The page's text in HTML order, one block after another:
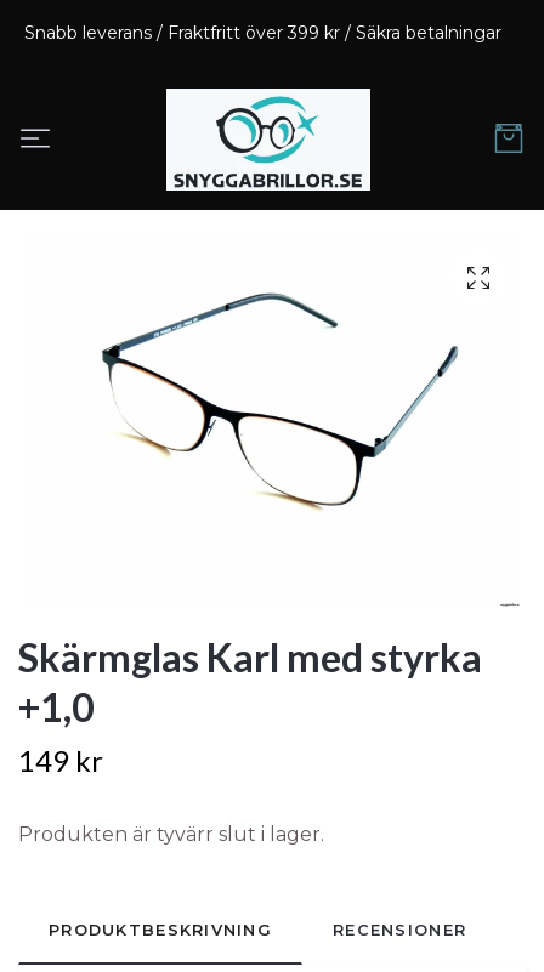
Snabb leverans / Fraktfritt över 399 kr / Säkra betalningar
Skärmglas Karl med styrka
+1,0
149 kr
Produkten är tyvärr slut i lager.
PRODUKTBESKRIVNING RECENSIONER